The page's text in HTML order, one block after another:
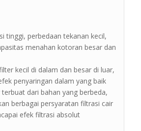
tinggi, perbedaan tekanan kecil,
menahan kotoran besar dan
kecil di dalam dan besar di luar,
penyaringan dalam yang baik
dari bahan yang berbeda,
berbagai persyaratan filtrasi cair
efek filtrasi absolut